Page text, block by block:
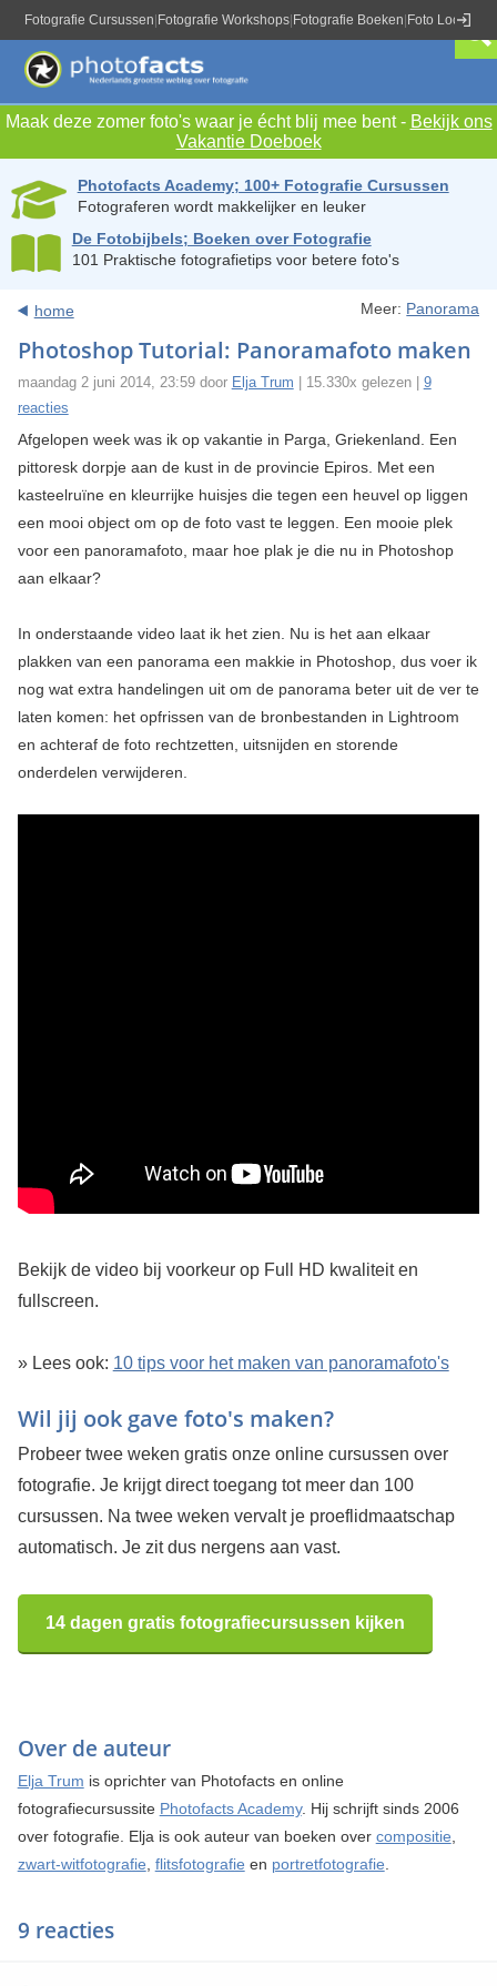
Fotografie Cursussen Fotografie Workshops Fotografie Boeken Foto Locaties
Maak deze zomer foto's waar je écht blij mee bent - Bekijk ons
Vakantie Doeboek
Photofacts Academy; 100+ Fotografie Cursussen
Fotograferen wordt makkelijker en leuker
De Fotobijbels; Boeken over Fotografie
101 Praktische fotografietips voor betere foto's
home Meer: Panorama
Photoshop Tutorial: Panoramafoto maken
maandag 2 juni 2014, 23:59 door Elja Trum | 15.330x gelezen | 9
reacties
Afgelopen week was ik op vakantie in Parga, Griekenland. Een
pittoresk dorpje aan de kust in de provincie Epiros. Met een
kasteelruïne en kleurrijke huisjes die tegen een heuvel op liggen
een mooi object om op de foto vast te leggen. Een mooie plek
voor een panoramafoto, maar hoe plak je die nu in Photoshop
aan elkaar?
In onderstaande video laat ik het zien. Nu is het aan elkaar
plakken van een panorama een makkie in Photoshop, dus voer ik
nog wat extra handelingen uit om de panorama beter uit de ver te
laten komen: het opfrissen van de bronbestanden in Lightroom
en achteraf de foto rechtzetten, uitsnijden en storende
onderdelen verwijderen.
Bekijk de video bij voorkeur op Full HD kwaliteit en
fullscreen.
» Lees ook: 10 tips voor het maken van panoramafoto's
Wil jij ook gave foto's maken?
Probeer twee weken gratis onze online cursussen over
fotografie. Je krijgt direct toegang tot meer dan 100
cursussen. Na twee weken vervalt je proeflidmaatschap
automatisch. Je zit dus nergens aan vast.
14 dagen gratis fotografiecursussen kijken
Over de auteur
Elja Trum is oprichter van Photofacts en online
fotografiecursussite Photofacts Academy. Hij schrijft sinds 2006
over fotografie. Elja is ook auteur van boeken over compositie,
zwart-witfotografie, flitsfotografie en portretfotografie.
9 reacties